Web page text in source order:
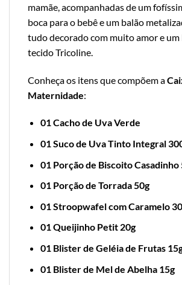
mamãe, acompanhadas de um
boca para o bebê e um balão
tudo decorado com muito amor e
tecido Tricoline.
Conheça os itens que compõem a
Maternidade:
01 Cacho de Uva Verde
01 Suco de Uva Tinto Integral
01 Porção de Biscoito Casadinho
01 Porção de Torrada 50g
01 Stroopwafel com Caramelo
01 Queijinho Petit 20g
01 Blister de Geléia de Frutas
01 Blister de Mel de Abelha 15g